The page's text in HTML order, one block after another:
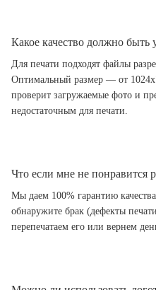
Какое качество должно быть
Для печати подходят файлы
Оптимальный размер — от
проверит загружаемые фото и
недостаточным для печати.
Что если мне не понравится
Мы даем 100% гарантию
обнаружите брак (дефекты
перепечатаем его или вернем